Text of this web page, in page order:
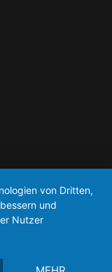
von Dritten,
und
Nutzer